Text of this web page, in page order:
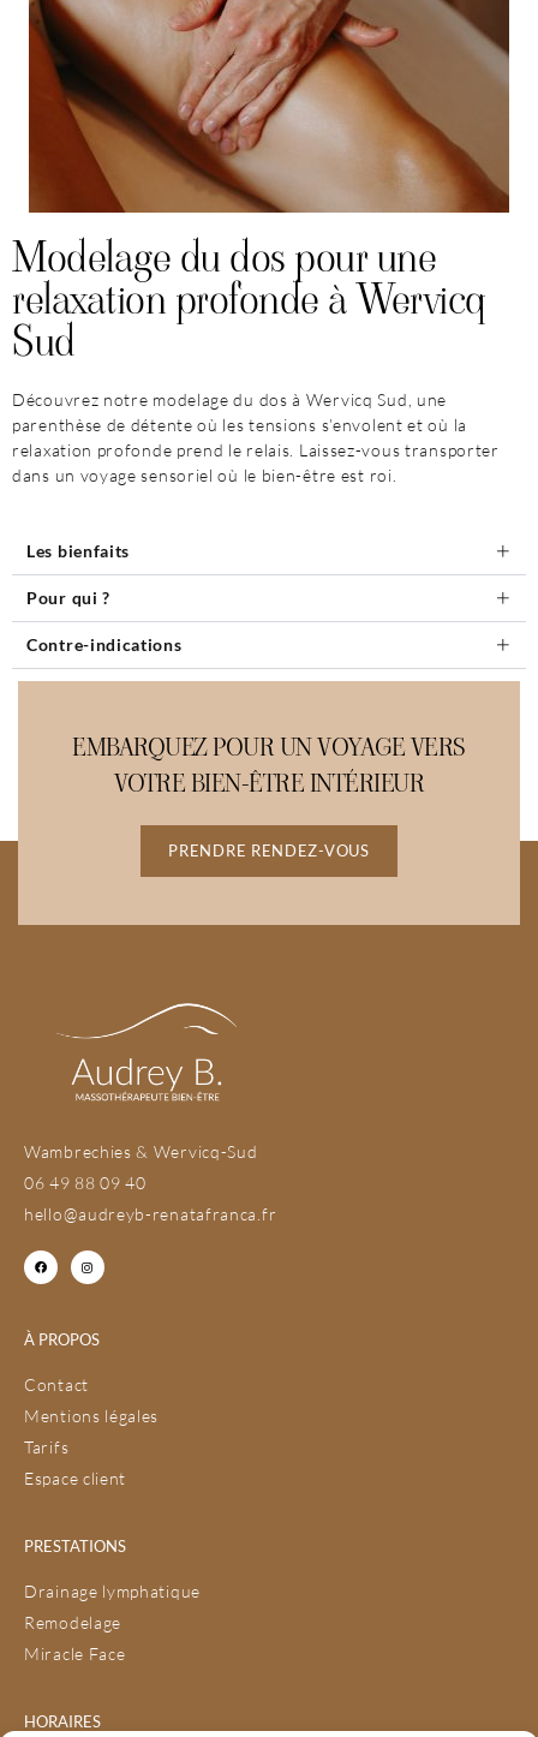
Modelage du dos pour une
relaxation profonde à Wervicq
Sud
Découvrez notre modelage du dos à Wervicq Sud, une
parenthèse de détente où les tensions s’envolent et où la
relaxation profonde prend le relais. Laissez-vous transporter
dans un voyage sensoriel où le bien-être est roi.
Les bienfaits
Pour qui ?
Contre-indications
EMBARQUEZ POUR UN VOYAGE VERS
VOTRE BIEN-ÊTRE INTÉRIEUR
PRENDRE RENDEZ-VOUS
Wambrechies & Wervicq-Sud
06 49 88 09 40
hello@audreyb-renatafranca.fr
À PROPOS
Contact
Mentions légales
Tarifs
Espace client
PRESTATIONS
Drainage lymphatique
Remodelage
Miracle Face
HORAIRES